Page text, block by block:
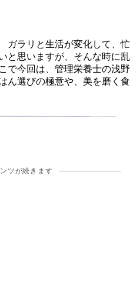
ラリと生活が変化して、忙
と思いますが、そんな時に乱
で今回は、管理栄養士の浅野
ん選びの極意や、美を磨く食
ツが続きます